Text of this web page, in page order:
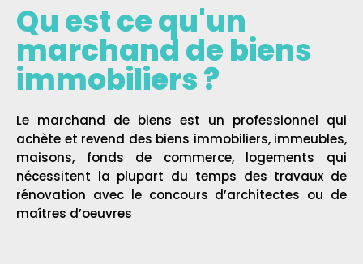
Qu est ce qu'un
marchand de biens
immobiliers ?
Le marchand de biens est un professionnel qui
achète et revend des biens immobiliers, immeubles,
maisons, fonds de commerce, logements qui
nécessitent la plupart du temps des travaux de
rénovation avec le concours d’architectes ou de
maîtres d’oeuvres